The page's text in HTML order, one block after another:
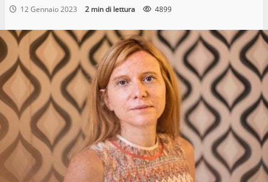
12 Gennaio 2023 2 min di lettura 4899